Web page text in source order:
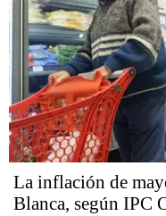
La inflación de
Blanca, según IPC